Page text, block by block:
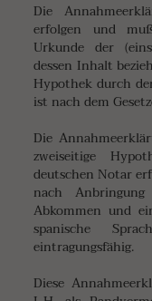
Die
erfolgen und
Urkunde der
dessen Inhalt
Hypothek durch
ist nach dem
Die
zweiseitige
deutschen Notar
nach
Abkommen und
spanische
eintragungsfähig.
Diese